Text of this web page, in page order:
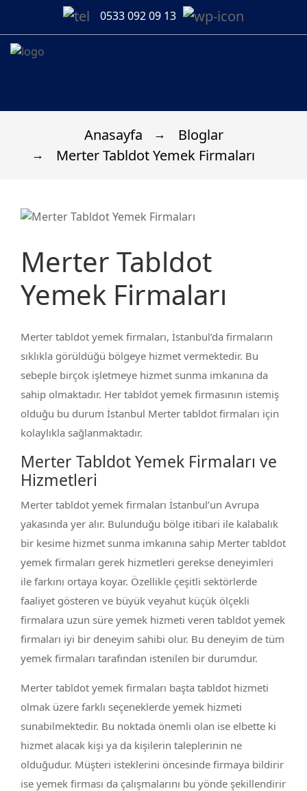
0533 092 09 13
Anasayfa
Bloglar
Merter Tabldot Yemek Firmaları
Merter Tabldot
Yemek Firmaları
Merter tabldot yemek firmaları, İstanbul’da firmaların
sıklıkla görüldüğü bölgeye hizmet vermektedir. Bu
sebeple birçok işletmeye hizmet sunma imkanına da
sahip olmaktadır. Her tabldot yemek firmasının istemiş
olduğu bu durum İstanbul Merter tabldot firmaları için
kolaylıkla sağlanmaktadır.
Merter Tabldot Yemek Firmaları ve
Hizmetleri
Merter tabldot yemek firmaları İstanbul’un Avrupa
yakasında yer alır. Bulunduğu bölge itibari ile kalabalık
bir kesime hizmet sunma imkanına sahip Merter tabldot
yemek firmaları gerek hizmetleri gerekse deneyimleri
ile farkını ortaya koyar. Özellikle çeşitli sektörlerde
faaliyet gösteren ve büyük veyahut küçük ölçekli
firmalara uzun süre yemek hizmeti veren tabldot yemek
firmaları iyi bir deneyim sahibi olur. Bu deneyim de tüm
yemek firmaları tarafından istenilen bir durumdur.
Merter tabldot yemek firmaları başta tabldot hizmeti
olmak üzere farklı seçeneklerde yemek hizmeti
sunabilmektedir. Bu noktada önemli olan ise elbette ki
hizmet alacak kişi ya da kişilerin taleplerinin ne
olduğudur. Müşteri isteklerini öncesinde firmaya bildirir
ise yemek firması da çalışmalarını bu yönde şekillendirir